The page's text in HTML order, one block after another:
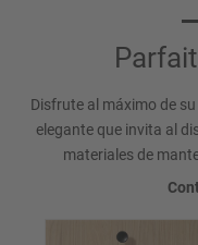
Disfrute al máximo de
elegante que invita al
materiales de
almacenamiento